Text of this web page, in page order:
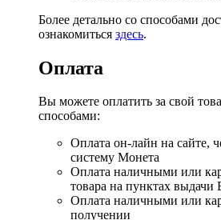
Более детально со способами
ознакомиться здесь.
Оплата
Вы можете оплатить за свой
способами:
Оплата он-лайн на сайте,
систему Монета
Оплата наличными или
товара на пунктах выдачи
Оплата наличными или
получении